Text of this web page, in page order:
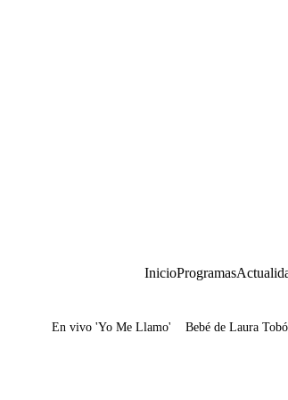
InicioProgramas
Juegos
En vivo 'Yo Me Llamo' Bebé de Laura